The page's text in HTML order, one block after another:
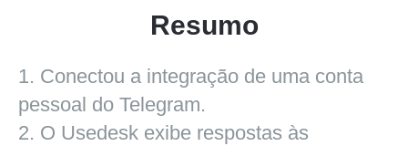
Resumo
1. Conectou a integração de uma conta
pessoal do Telegram.
2. O Usedesk exibe respostas às